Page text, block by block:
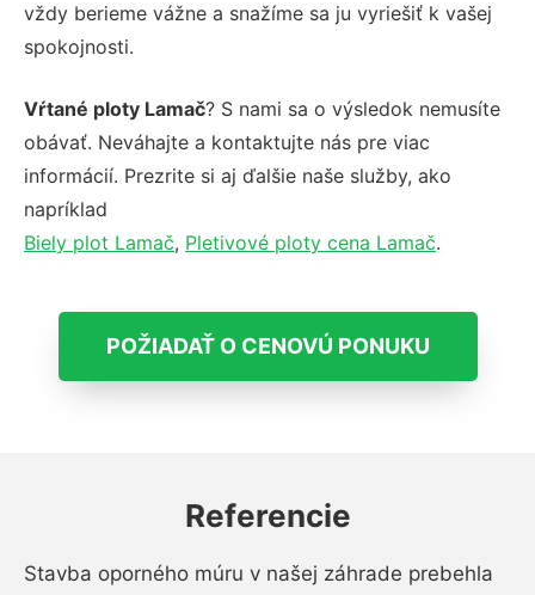
vždy berieme vážne a snažíme sa ju vyriešiť k vašej
spokojnosti.
Vŕtané ploty Lamač? S nami sa o výsledok nemusíte
obávať. Neváhajte a kontaktujte nás pre viac
informácií. Prezrite si aj ďalšie naše služby, ako
napríklad
Biely plot Lamač, Pletivové ploty cena Lamač.
POŽIADAŤ O CENOVÚ PONUKU
Referencie
Stavba oporného múru v našej záhrade prebehla